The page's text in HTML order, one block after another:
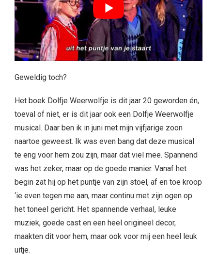
Geweldig toch?
Het boek Dolfje Weerwolfje is dit jaar 20 geworden én,
toeval of niet, er is dit jaar ook een Dolfje Weerwolfje
musical. Daar ben ik in juni met mijn vijfjarige zoon
naartoe geweest. Ik was even bang dat deze musical
te eng voor hem zou zijn, maar dat viel mee. Spannend
was het zeker, maar op de goede manier. Vanaf het
begin zat hij op het puntje van zijn stoel, af en toe kroop
‘ie even tegen me aan, maar continu met zijn ogen op
het toneel gericht. Het spannende verhaal, leuke
muziek, goede cast en een heel origineel decor,
maakten dit voor hem, maar ook voor mij een heel leuk
uitje.